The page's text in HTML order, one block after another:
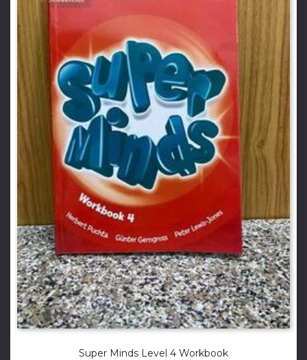
Super Minds Level 4 Workbook